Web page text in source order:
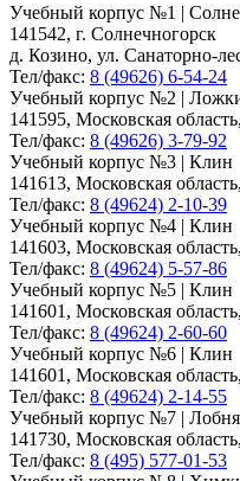
Учебный корпус №1 |
141542, г. Солнечногорск
д. Козино, ул. Санаторно-
Тел/факс: 8 (49626) 6-54-24
Учебный корпус №2 |
141595, Московская
Тел/факс: 8 (49626) 3-79-92
Учебный корпус №3 | Клин
141613, Московская
Тел/факс: 8 (49624) 2-10-39
Учебный корпус №4 | Клин
141603, Московская
Тел/факс: 8 (49624) 5-57-86
Учебный корпус №5 | Клин
141601, Московская
Тел/факс: 8 (49624) 2-60-60
Учебный корпус №6 | Клин
141601, Московская
Тел/факс: 8 (49624) 2-14-55
Учебный корпус №7 | Лобня
141730, Московская
Тел/факс: 8 (495) 577-01-53